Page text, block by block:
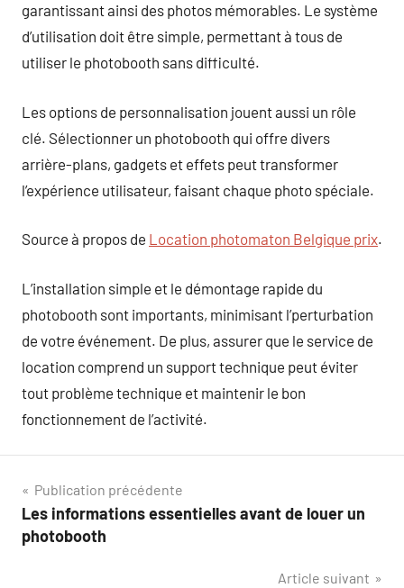
garantissant ainsi des photos mémorables. Le système
d’utilisation doit être simple, permettant à tous de
utiliser le photobooth sans difficulté.
Les options de personnalisation jouent aussi un rôle
clé. Sélectionner un photobooth qui offre divers
arrière-plans, gadgets et effets peut transformer
l’expérience utilisateur, faisant chaque photo spéciale.
Source à propos de Location photomaton Belgique prix.
L’installation simple et le démontage rapide du
photobooth sont importants, minimisant l’perturbation
de votre événement. De plus, assurer que le service de
location comprend un support technique peut éviter
tout problème technique et maintenir le bon
fonctionnement de l’activité.
Navigation
de
Publication précédente
Les informations essentielles avant de louer un
photobooth
Article suivant